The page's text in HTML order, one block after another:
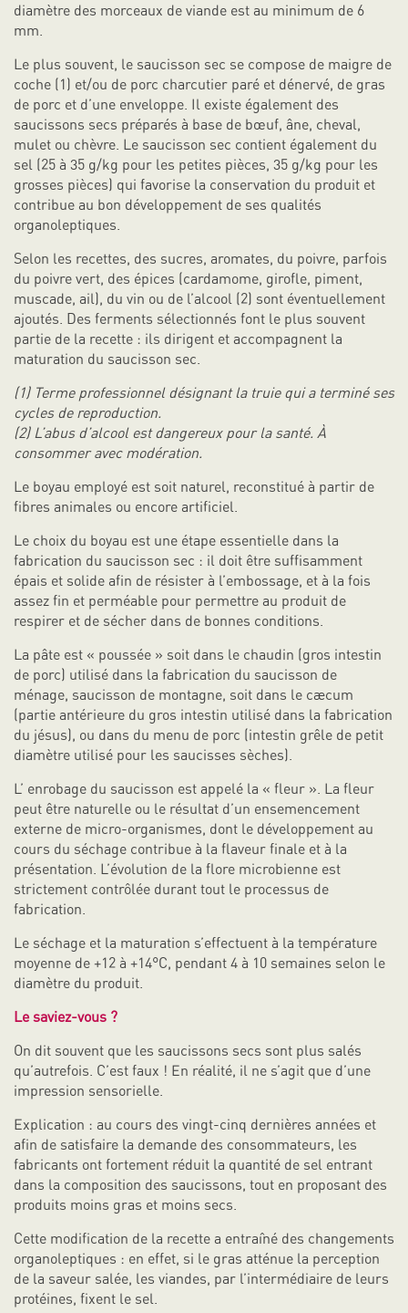
diamètre des morceaux de viande est au minimum de 6
mm.
Le plus souvent, le saucisson sec se compose de maigre de
coche (1) et/ou de porc charcutier paré et dénervé, de gras
de porc et d’une enveloppe. Il existe également des
saucissons secs préparés à base de bœuf, âne, cheval,
mulet ou chèvre. Le saucisson sec contient également du
sel (25 à 35 g/kg pour les petites pièces, 35 g/kg pour les
grosses pièces) qui favorise la conservation du produit et
contribue au bon développement de ses qualités
organoleptiques.
Selon les recettes, des sucres, aromates, du poivre, parfois
du poivre vert, des épices (cardamome, girofle, piment,
muscade, ail), du vin ou de l’alcool (2) sont éventuellement
ajoutés. Des ferments sélectionnés font le plus souvent
partie de la recette : ils dirigent et accompagnent la
maturation du saucisson sec.
(1) Terme professionnel désignant la truie qui a terminé ses
cycles de reproduction.
(2) L’abus d’alcool est dangereux pour la santé. À
consommer avec modération.
Le boyau employé est soit naturel, reconstitué à partir de
fibres animales ou encore artificiel.
Le choix du boyau est une étape essentielle dans la
fabrication du saucisson sec : il doit être suffisamment
épais et solide afin de résister à l’embossage, et à la fois
assez fin et perméable pour permettre au produit de
respirer et de sécher dans de bonnes conditions.
La pâte est « poussée » soit dans le chaudin (gros intestin
de porc) utilisé dans la fabrication du saucisson de
ménage, saucisson de montagne, soit dans le cæcum
(partie antérieure du gros intestin utilisé dans la fabrication
du jésus), ou dans du menu de porc (intestin grêle de petit
diamètre utilisé pour les saucisses sèches).
L’ enrobage du saucisson est appelé la « fleur ». La fleur
peut être naturelle ou le résultat d’un ensemencement
externe de micro-organismes, dont le développement au
cours du séchage contribue à la flaveur finale et à la
présentation. L’évolution de la flore microbienne est
strictement contrôlée durant tout le processus de
fabrication.
Le séchage et la maturation s’effectuent à la température
moyenne de +12 à +14°C, pendant 4 à 10 semaines selon le
diamètre du produit.
Le saviez-vous ?
On dit souvent que les saucissons secs sont plus salés
qu’autrefois. C’est faux ! En réalité, il ne s’agit que d’une
impression sensorielle.
Explication : au cours des vingt-cinq dernières années et
afin de satisfaire la demande des consommateurs, les
fabricants ont fortement réduit la quantité de sel entrant
dans la composition des saucissons, tout en proposant des
produits moins gras et moins secs.
Cette modification de la recette a entraîné des changements
organoleptiques : en effet, si le gras atténue la perception
de la saveur salée, les viandes, par l’intermédiaire de leurs
protéines, fixent le sel.